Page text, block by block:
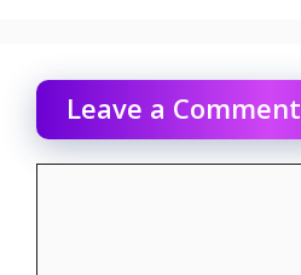
Leave a Comment